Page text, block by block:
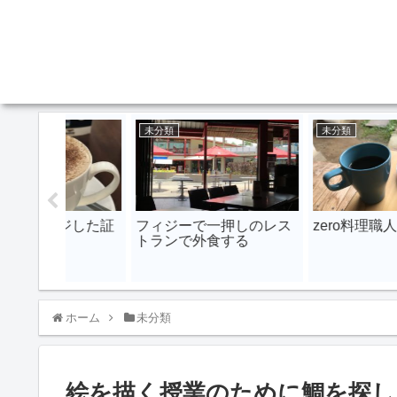
未分類
フィジーで一押しのレス
トランで外食する
未分類
zero料理職人
ホーム 未分類